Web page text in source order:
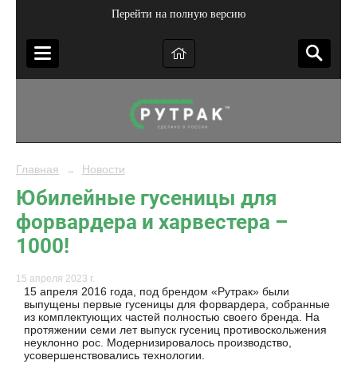
Перейти на полную версию
Главная → Новости
Юбилейные гусеницы для
форвардера и харвестера –
1000!
15 апреля 2023 г.
15 апреля 2016 года, под брендом «Рутрак» были
выпущены первые гусеницы для форвардера, собранные
из комплектующих частей полностью своего бренда. На
протяжении семи лет выпуск гусениц противоскольжения
неуклонно рос. Модернизировалось производство,
усовершенствовались технологии.